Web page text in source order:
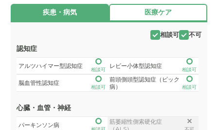
疾患・病気 医療ケア
相談可 不可
認知症
アルツハイマー型認知症
相談可
レビー小体型認知症
相談可
脳血管性認知症
相談可
前頭側頭型認知症（ピック
病）
相談可
心臓・血管・神経
パーキンソン病
筋萎縮性側索硬化症